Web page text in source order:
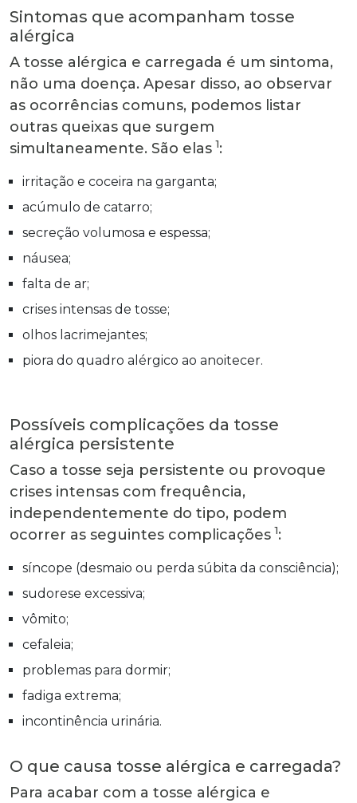
Sintomas que acompanham tosse
alérgica
A tosse alérgica e carregada é um sintoma,
não uma doença. Apesar disso, ao observar
as ocorrências comuns, podemos listar
outras queixas que surgem
simultaneamente. São elas 1:
irritação e coceira na garganta;
acúmulo de catarro;
secreção volumosa e espessa;
náusea;
falta de ar;
crises intensas de tosse;
olhos lacrimejantes;
piora do quadro alérgico ao anoitecer.
Possíveis complicações da tosse
alérgica persistente
Caso a tosse seja persistente ou provoque
crises intensas com frequência,
independentemente do tipo, podem
ocorrer as seguintes complicações 1:
síncope (desmaio ou perda súbita da consciência);
sudorese excessiva;
vômito;
cefaleia;
problemas para dormir;
fadiga extrema;
incontinência urinária.
O que causa tosse alérgica e carregada?
Para acabar com a tosse alérgica e